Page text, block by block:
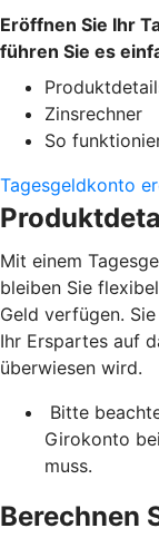
Eröffnen Sie Ihr
führen Sie es
Zinsrechner
So
Tagesgeldkonto
Mit einem
bleiben Sie
Geld verfügen.
Ihr Erspartes auf
überwiesen wird.
Bitte
Girokonto
muss.
Berechnen